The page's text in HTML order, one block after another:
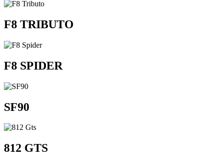
F8 TRIBUTO
F8 SPIDER
SF90
812 GTS